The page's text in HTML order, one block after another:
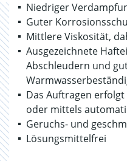
Niedriger
Guter
Mittlere Viskosität,
Ausgezeichnete
Abschleudern und
Das Auftragen
oder mittels
Geruchs- und
Lösungsmittelfrei